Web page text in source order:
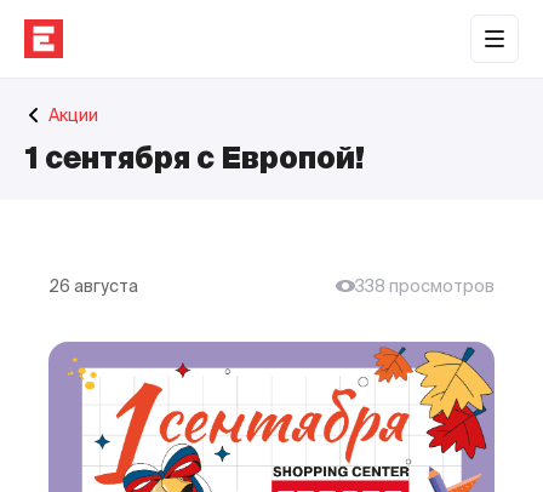
Торговые центры
Сотрудничество
Наши проекты
Акции
1 сентября с Европой!
26 августа 338 просмотров